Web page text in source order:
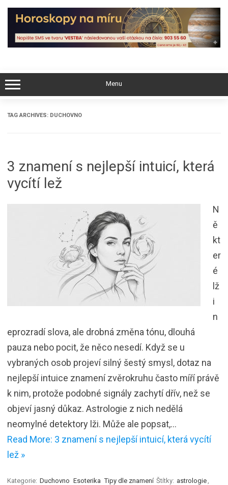
Skip
content
Menu
TAG ARCHIVES: DUCHOVNO
3 znamení s nejlepší intuicí, která
vycítí lež
N
ě
kt
er
é
lž
i
n
eprozradí slova, ale drobná změna tónu, dlouhá
pauza nebo pocit, že něco nesedí. Když se u
vybraných osob projeví silný šestý smysl, dotaz na
nejlepší intuice znamení zvěrokruhu často míří právě
k nim, protože podobné signály zachytí dřív, než se
objeví jasný důkaz. Astrologie z nich nedělá
neomylné detektory lži. Může ale popsat,…
Read More: 3 znamení s nejlepší intuicí, která vycítí
lež »
Kategorie: Duchovno Esoterika Tipy dle znamení Štítky: astrologie